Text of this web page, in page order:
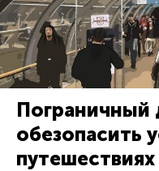
Пограничный
обезопасить
путешествиях